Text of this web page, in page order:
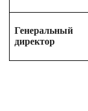
Генеральный
директор